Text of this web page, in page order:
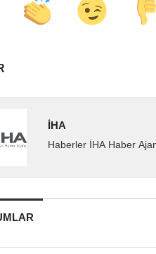
İHA
Haberler İHA Haber